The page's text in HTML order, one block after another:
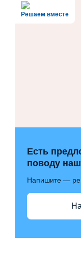
Решаем вместе
Есть
поводу
Напишите —